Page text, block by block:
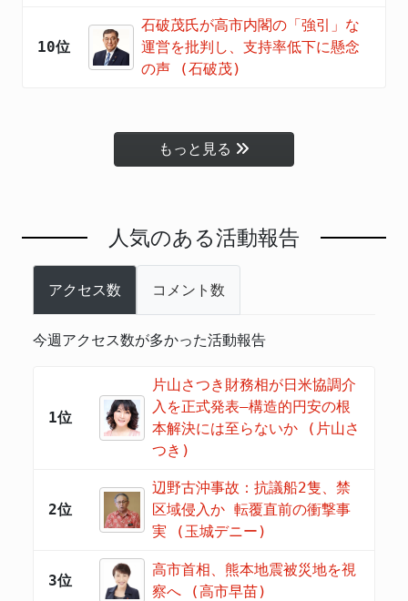
10位
石破茂氏が高市内閣の「強引」な
運営を批判し、支持率低下に懸念
の声 (石破茂)
もっと見る
人気のある活動報告
アクセス数 コメント数
今週アクセス数が多かった活動報告
1位
片山さつき財務相が日米協調介
入を正式発表―構造的円安の根
本解決には至らないか (片山さ
つき)
2位
辺野古沖事故：抗議船2隻、禁
区域侵入か 転覆直前の衝撃事
実 (玉城デニー)
3位
高市首相、熊本地震被災地を視
察へ (高市早苗)